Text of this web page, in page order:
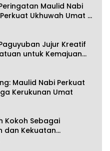
Maulid Nabi
Ukhuwah Umat di
Jujur Kreatif
untuk Kemajuan
Maulid Nabi Perkuat
Kerukunan Umat
Kokoh Sebagai
dan Kekuatan
Komang Koheri: